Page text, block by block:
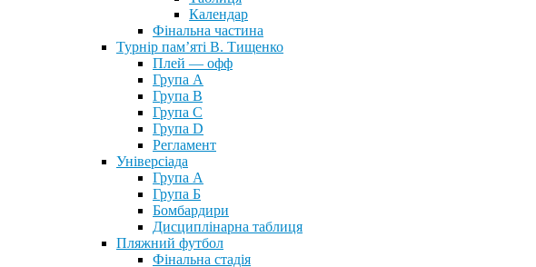
Календар
Фінальна частина
Турнір пам’яті В. Тищенко
Плей — офф
Група А
Група B
Група С
Група D
Регламент
Універсіада
Група А
Група Б
Бомбардири
Дисциплінарна таблиця
Пляжний футбол
Фінальна стадія